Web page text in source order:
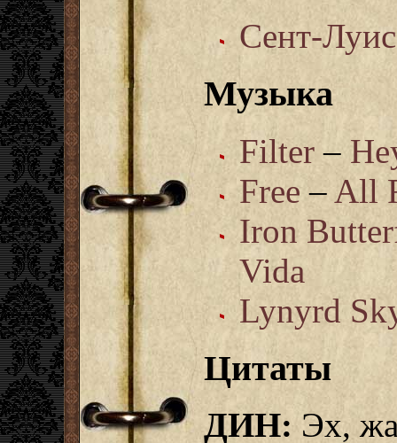
Сент-
Музыка
Filter –
Free– All
Iron
Vida
Lynуrd
Цитаты
ДИН:Эх,